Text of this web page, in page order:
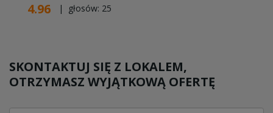
4.96 | głosów: 25
SKONTAKTUJ SIĘ Z LOKALEM,
OTRZYMASZ WYJĄTKOWĄ OFERTĘ